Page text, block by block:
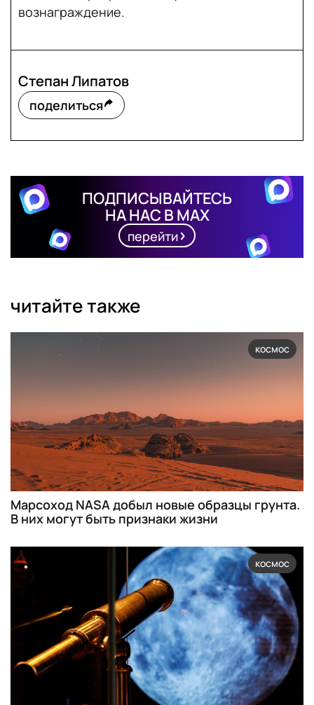
вознаграждение.
Степан Липатов
поделиться
ПОДПИСЫВАЙТЕСЬ
НА НАС В MAX
перейти
читайте также
космос
Марсоход NASA добыл новые образцы грунта.
В них могут быть признаки жизни
космос